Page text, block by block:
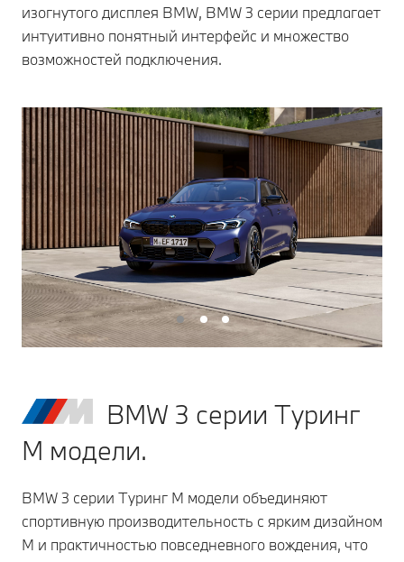
изогнутого дисплея BMW, BMW 3 серии предлагает
интуитивно понятный интерфейс и множество
возможностей подключения.
BMW 3 серии Туринг
M модели.
BMW 3 серии Туринг M модели объединяют
спортивную производительность с ярким дизайном
M и практичностью повседневного вождения, что